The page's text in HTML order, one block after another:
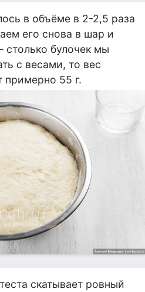
в объёме в 2-2,5 раза
его снова в шар и
булочек мы
с весами, то вес
примерно 55 г.
скатывает ровный